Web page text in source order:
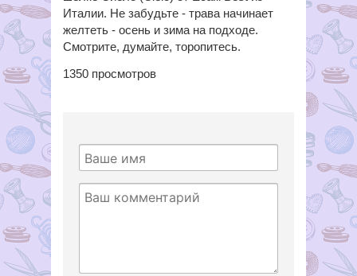
Италии. Не забудьте - трава начинает
желтеть - осень и зима на подходе.
Смотрите, думайте, торопитесь.
1350 просмотров